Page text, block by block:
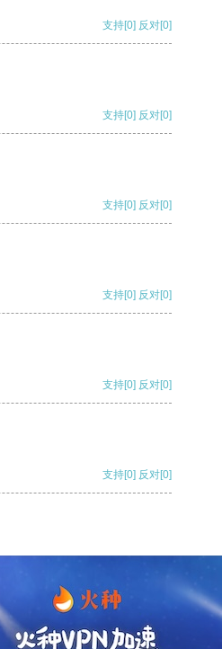
支持[0] 反对[0]
支持[0] 反对[0]
支持[0] 反对[0]
支持[0] 反对[0]
支持[0] 反对[0]
支持[0] 反对[0]